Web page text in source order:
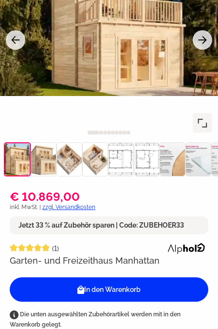
€ 10.869,00
inkl. MwSt. | zzgl. Versandkosten
Jetzt 33 % auf Zubehör sparen | Code: ZUBEHOER33
Durchschnittliche Bewertung von 5 von 5 Sternen
(1)
Garten- und Freizeithaus Manhattan
In den Warenkorb
Die unten ausgewählten Zubehörartikel werden mit in den
Warenkorb gelegt.